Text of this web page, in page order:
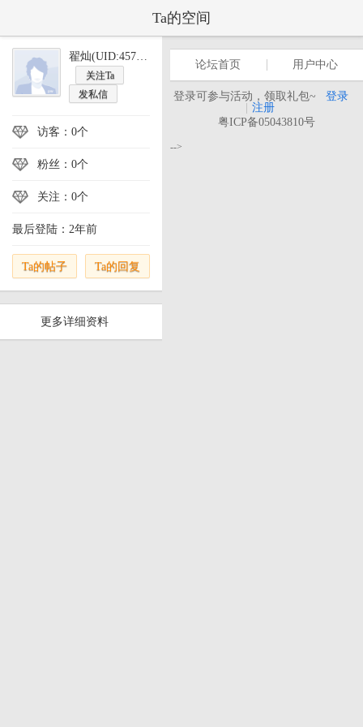
Ta的空间
翟灿(UID:457006)
关注Ta
发私信
访客：0个
粉丝：0个
关注：0个
最后登陆：2年前
Ta的帖子 Ta的回复
更多详细资料
论坛首页 用户中心
登录可参与活动，领取礼包~
登录
注册
粤ICP备05043810号
-->